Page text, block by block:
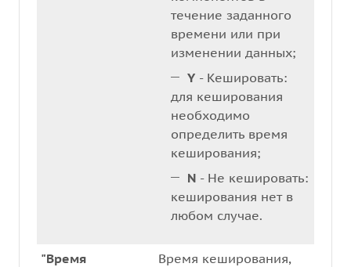
течение заданного
времени или при
изменении данных;
Y - Кешировать:
для кеширования
необходимо
определить время
кеширования;
N - Не кешировать:
кеширования нет в
любом случае.
"Время
Время кеширования,